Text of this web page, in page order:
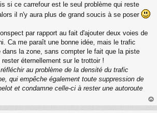
si ce carrefour est le seul problème qui reste
il n'y aura plus de grand soucis à se poser
par rapport au fait d'ajouter deux voies de
Ca me paraît une bonne idée, mais le trafic
dans la zone, sans compter le fait que la piste
éternellement sur le trottoir !
au problème de la densité du trafic
qui empêche également toute suppression de
et condamne celle-ci à rester une autoroute
au